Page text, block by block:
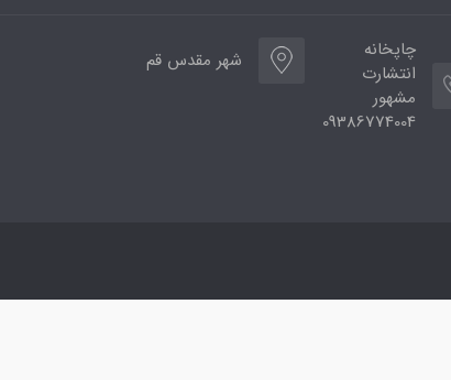
چاپخانه
انتشارت
مشهور
09386774004
شهر مقدس قم